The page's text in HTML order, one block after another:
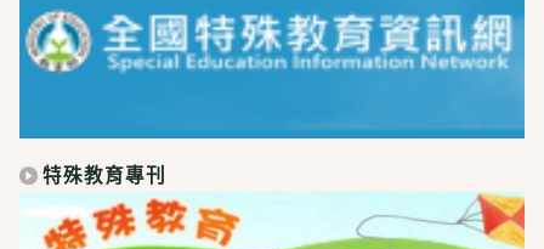
特殊教育專刊